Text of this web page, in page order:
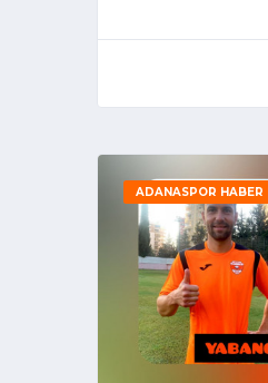
ADANASPOR HABER